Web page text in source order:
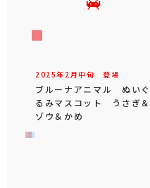
2025年 2 月中旬 登場
ブルーナアニマル ぬいぐ
るみマスコット うさぎ＆
ゾウ＆かめ